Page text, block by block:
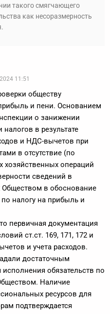
такого смягчающего
как несоразмерность
11:51
обществу
и пени. Основанием
о занижении
в результате
и НДС-вычетов при
в отсутствие (по
операций
сведений в
Обществом в обоснование
налогу на прибыль и
первичная документация
ст.ст. 169, 171, 172 и
и учета расходов.
достаточным
обязательств по
Наличие
ресурсов для
подтверждается